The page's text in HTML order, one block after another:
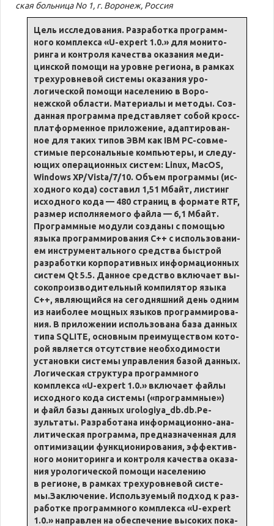
ская боль­ни­ца No 1, г. Во­ро­неж, Рос­сия
Цель ис­сле­до­ва­ния. Раз­ра­ботка про­грамм­
ного комплек­са «U-expert 1.0.» для мо­ни­то­
рин­га и контро­ля ка­че­ства ока­за­ния ме­ди­
цинской по­мо­щи на уров­не регио­на, в рам­ках
трехуров­невой си­сте­мы ока­за­ния уро­
логической по­мо­щи на­се­ле­нию в Во­ро­
нежской об­ла­сти. Ма­те­ри­а­лы и ме­то­ды. Соз­
дан­ная про­грам­ма пред­став­ляет со­бой кросс-
плат­фор­мен­ное при­ло­же­ние, адап­ти­ро­ван­
ное для та­ких ти­пов ЭВМ как IBM PC-сов­ме­
сти­мые пер­со­наль­ные компью­те­ры, и сле­ду­
ю­щих опе­ра­ци­он­ных си­стем: Linux, MacOS,
Windows XP/Vista/7/10. Объ­ем про­грам­мы (ис­
ход­но­го ко­да) со­ста­вил 1,51 Мбайт, лис­тинг
ис­ход­но­го ко­да — 480 стра­ниц в фор­ма­те RTF,
раз­мер ис­пол­ня­е­мо­го файла — 6,1 Мбайт.
Про­грамм­ные мо­ду­ли со­зда­ны с по­мо­щью
язы­ка про­грам­миро­ва­ния С++ с ис­поль­зо­ва­ни­
ем инстру­мен­таль­но­го сред­ства бы­строй
раз­ра­ботки кор­по­ра­тив­ных ин­фор­ма­ци­он­ных
си­стем Qt 5.5. Дан­ное сред­ство вклю­ча­ет вы­
со­ко­произ­во­ди­тель­ный компи­ля­тор язы­ка
C++, яв­ляю­щий­ся на сего­дняш­ний день од­ним
из наи­бо­лее мощ­ных язы­ков про­грам­миро­ва­
ния. В при­ло­же­нии ис­поль­зо­ва­на ба­за дан­ных
ти­па SQLITE, основ­ным пре­иму­ще­ством ко­то­
рой яв­ляет­ся от­сут­ствие необ­хо­ди­мо­сти
уста­нов­ки си­сте­мы управ­ле­ния ба­зой дан­ных.
Ло­ги­че­ская струк­ту­ра про­грамм­ного
комплек­са «U-expert 1.0.» вклю­ча­ет файлы
ис­ход­но­го ко­да си­сте­мы («про­грамм­ные»)
и файл ба­зы дан­ных urologiya_db.db.Ре­
зульта­ты. Раз­ра­бо­та­на ин­фор­ма­ци­он­но-ана­
ли­ти­че­ская про­грам­ма, пред­на­зна­чен­ная для
оп­ти­миза­ции функ­ци­о­ни­ро­ва­ния, эф­фек­тив­
но­го мо­ни­то­рин­га и контро­ля ка­че­ства ока­за­
ния уро­логической по­мо­щи на­се­ле­нию
в регио­не, в рам­ках трехуров­невой си­сте­
мы.За­клю­че­ние. Исполь­зу­е­мый под­ход к раз­
ра­ботке про­грамм­ного комплек­са «U-expert
1.0.» направ­лен на обес­пе­че­ние вы­со­ких по­ка­